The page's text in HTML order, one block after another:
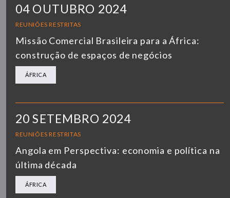
04 OUTUBRO 2024
REUNIÕES RESTRITAS
Missão Comercial Brasileira para a África:
construção de espaços de negócios
ÁFRICA
20 SETEMBRO 2024
REUNIÕES RESTRITAS
Angola em Perspectiva: economia e política na
última década
ÁFRICA